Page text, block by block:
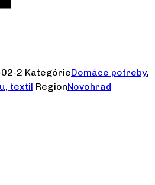
2 KategórieDomáce potreby,
textil RegionNovohrad